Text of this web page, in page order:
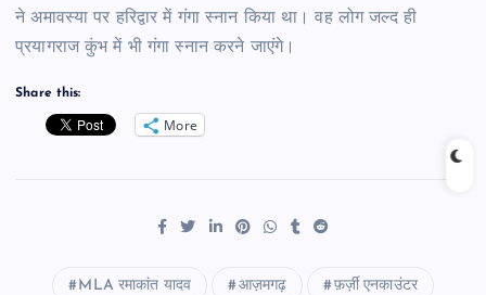
ने अमावस्या पर हरिद्वार में गंगा स्नान किया था। वह लोग जल्द ही
प्रयागराज कुंभ में भी गंगा स्नान करने जाएंगे।
Share this:
More
MLA रमाकांत यादव आज़मगढ़ फ़र्ज़ी एनकाउंटर